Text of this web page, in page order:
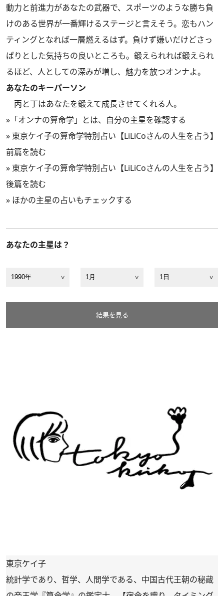
動力と前進力があなたの武器で、スポーツのような勝ち負
けのある世界が一番輝けるステージと言えそう。恋もハン
ティングとなれば一層燃えるはず。負けず嫌いだけどさっ
ぱりとした気持ちの良いところも。鍛えられれば鍛えられ
るほど、人としての深みが増し、魅力を放つオンナよ。
あなたのキーパーソン
丙と丁はあなたを鍛えて成長させてくれる人。
» 「オンナの算命学」とは、自分の主星を確認する
» 東京ケイ子の算命学特別占い【LiLiCoさんの人生を占う】
前篇を読む
» 東京ケイ子の算命学特別占い【LiLiCoさんの人生を占う】
後篇を読む
» ほかの主星の占いもチェックする
あなたの主星は？
結果を見る
東京ケイ子
統計学であり、哲学、人間学である、中国古代王朝の秘蔵